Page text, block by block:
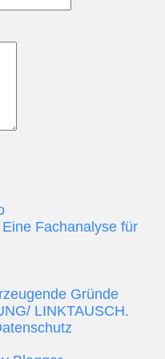
lange bevor
2026 in Wien, sofern
zwischen
statt. Der...
Fachanalyse für
Gründe
LINKTAUSCH.